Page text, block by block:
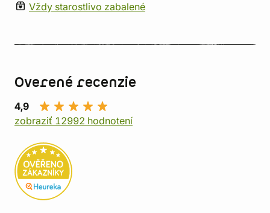
Vždy starostlivo zabalené
Overené recenzie
4,9
zobraziť 12992 hodnotení